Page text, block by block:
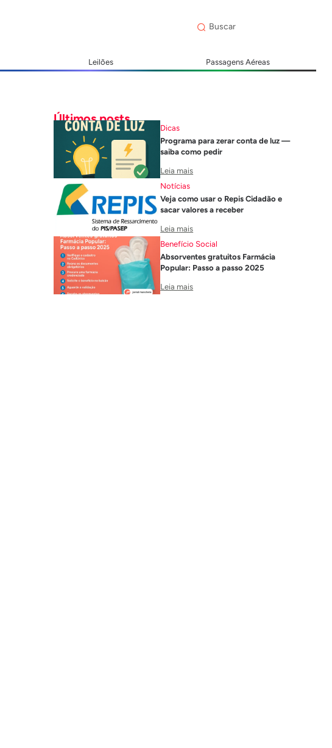
Leilões Passagens Aéreas
Últimos posts
Dicas
Programa para zerar conta de luz —
saiba como pedir
Leia mais
Notícias
Veja como usar o Repis Cidadão e
sacar valores a receber
Leia mais
Benefício Social
Absorventes gratuitos Farmácia
Popular: Passo a passo 2025
Leia mais